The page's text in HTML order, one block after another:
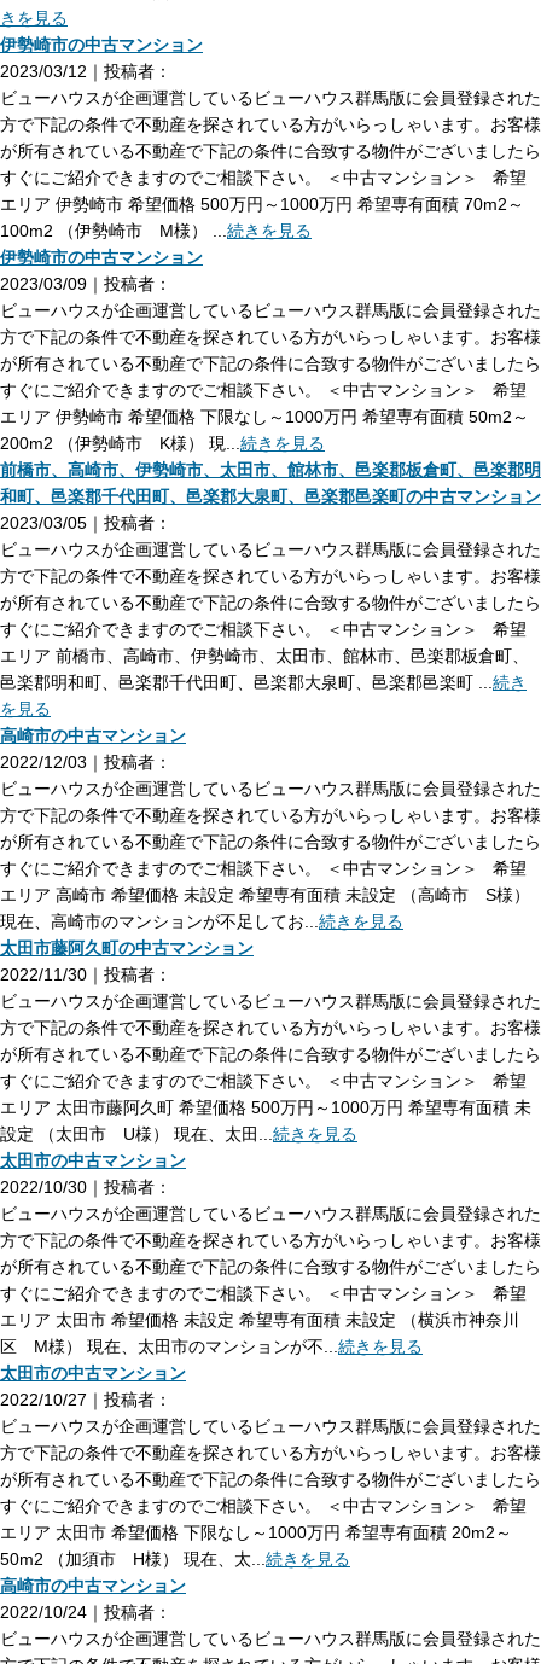
きを見る
伊勢崎市の中古マンション
2023/03/12｜投稿者：
ビューハウスが企画運営しているビューハウス群馬版に会員登録された
方で下記の条件で不動産を探されている方がいらっしゃいます。お客様
が所有されている不動産で下記の条件に合致する物件がございましたら
すぐにご紹介できますのでご相談下さい。 ＜中古マンション＞ 希望
エリア 伊勢崎市 希望価格 500万円～1000万円 希望専有面積 70m2～
100m2 （伊勢崎市 M様） ... 続きを見る
伊勢崎市の中古マンション
2023/03/09｜投稿者：
ビューハウスが企画運営しているビューハウス群馬版に会員登録された
方で下記の条件で不動産を探されている方がいらっしゃいます。お客様
が所有されている不動産で下記の条件に合致する物件がございましたら
すぐにご紹介できますのでご相談下さい。 ＜中古マンション＞ 希望
エリア 伊勢崎市 希望価格 下限なし～1000万円 希望専有面積 50m2～
200m2 （伊勢崎市 K様） 現... 続きを見る
前橋市、高崎市、伊勢崎市、太田市、館林市、邑楽郡板倉町、邑楽郡明
和町、邑楽郡千代田町、邑楽郡大泉町、邑楽郡邑楽町の中古マンション
2023/03/05｜投稿者：
ビューハウスが企画運営しているビューハウス群馬版に会員登録された
方で下記の条件で不動産を探されている方がいらっしゃいます。お客様
が所有されている不動産で下記の条件に合致する物件がございましたら
すぐにご紹介できますのでご相談下さい。 ＜中古マンション＞ 希望
エリア 前橋市、高崎市、伊勢崎市、太田市、館林市、邑楽郡板倉町、
邑楽郡明和町、邑楽郡千代田町、邑楽郡大泉町、邑楽郡邑楽町 ... 続き
を見る
高崎市の中古マンション
2022/12/03｜投稿者：
ビューハウスが企画運営しているビューハウス群馬版に会員登録された
方で下記の条件で不動産を探されている方がいらっしゃいます。お客様
が所有されている不動産で下記の条件に合致する物件がございましたら
すぐにご紹介できますのでご相談下さい。 ＜中古マンション＞ 希望
エリア 高崎市 希望価格 未設定 希望専有面積 未設定 （高崎市 S様）
現在、高崎市のマンションが不足してお... 続きを見る
太田市藤阿久町の中古マンション
2022/11/30｜投稿者：
ビューハウスが企画運営しているビューハウス群馬版に会員登録された
方で下記の条件で不動産を探されている方がいらっしゃいます。お客様
が所有されている不動産で下記の条件に合致する物件がございましたら
すぐにご紹介できますのでご相談下さい。 ＜中古マンション＞ 希望
エリア 太田市藤阿久町 希望価格 500万円～1000万円 希望専有面積 未
設定 （太田市 U様） 現在、太田... 続きを見る
太田市の中古マンション
2022/10/30｜投稿者：
ビューハウスが企画運営しているビューハウス群馬版に会員登録された
方で下記の条件で不動産を探されている方がいらっしゃいます。お客様
が所有されている不動産で下記の条件に合致する物件がございましたら
すぐにご紹介できますのでご相談下さい。 ＜中古マンション＞ 希望
エリア 太田市 希望価格 未設定 希望専有面積 未設定 （横浜市神奈川
区 M様） 現在、太田市のマンションが不... 続きを見る
太田市の中古マンション
2022/10/27｜投稿者：
ビューハウスが企画運営しているビューハウス群馬版に会員登録された
方で下記の条件で不動産を探されている方がいらっしゃいます。お客様
が所有されている不動産で下記の条件に合致する物件がございましたら
すぐにご紹介できますのでご相談下さい。 ＜中古マンション＞ 希望
エリア 太田市 希望価格 下限なし～1000万円 希望専有面積 20m2～
50m2 （加須市 H様） 現在、太... 続きを見る
高崎市の中古マンション
2022/10/24｜投稿者：
ビューハウスが企画運営しているビューハウス群馬版に会員登録された